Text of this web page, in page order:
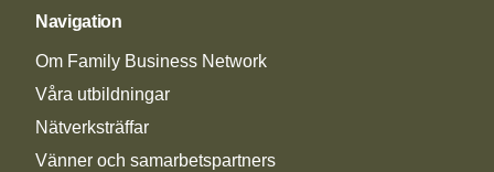
Navigation
Om Family Business Network
Våra utbildningar
Nätverksträffar
Vänner och samarbetspartners